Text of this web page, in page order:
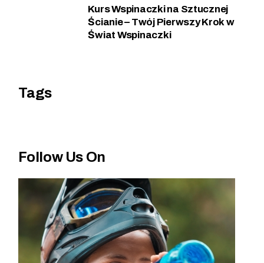
Kurs Wspinaczki na Sztucznej
Ścianie – Twój Pierwszy Krok w
Świat Wspinaczki
Tags
Follow Us On